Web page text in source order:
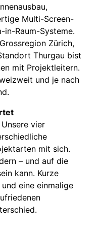
Multi-Screen-
in-Raum-Systeme.
Zürich,
Thurgau bist
mit Projektleitern.
und je nach
vier
mit sich.
– und auf die
kann. Kurze
eine einmalige